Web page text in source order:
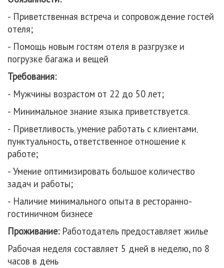
- Приветственная встреча и сопровождение гостей
отеля;
- Помощь новым гостям отеля в разгрузке и
погрузке багажа и вещей
Требования:
- Мужчины возрастом от 22 до 50 лет;
- Минимальное знание языка приветствуется.
- Приветливость‚ умение работать с клиентами‚
пунктуальность, ответственное отношение к
работе;
- Умение оптимизировать большое количество
задач и работы;
- Наличие минимального опыта в ресторанно-
гостиничном бизнесе
Проживание:Работодатель предоставляет жилье
Рабочая неделя составляет 5 дней в неделю, по 8
часов в день